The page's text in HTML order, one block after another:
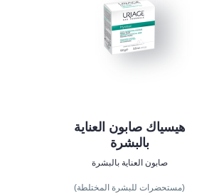
هيسياك صابون العناية
بالبشرة
صابون العناية بالبشرة
(مستحضرات للبشرة المختلطة)